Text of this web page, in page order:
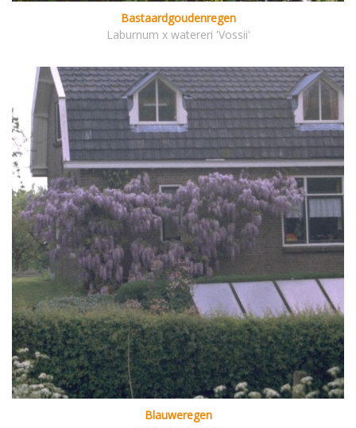
Bastaardgoudenregen
Laburnum x watereri 'Vossii'
Blauweregen